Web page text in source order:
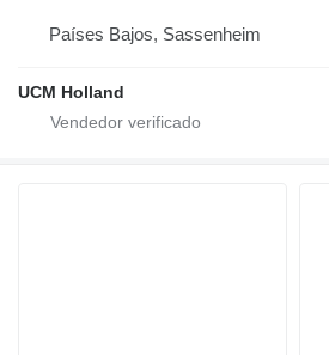
Países Bajos, Sassenheim
UCM Holland